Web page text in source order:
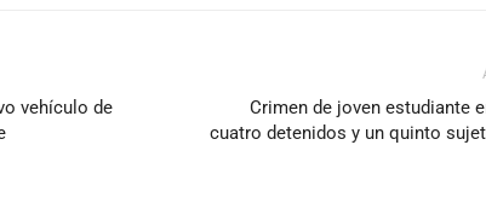
vehículo de
Crimen de joven estudiante
cuatro detenidos y un quinto